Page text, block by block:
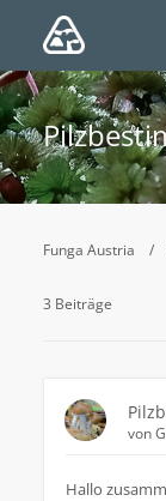
Funga Austria
3 Beiträge
von
Hallo